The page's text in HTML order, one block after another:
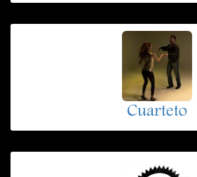
Cuarteto